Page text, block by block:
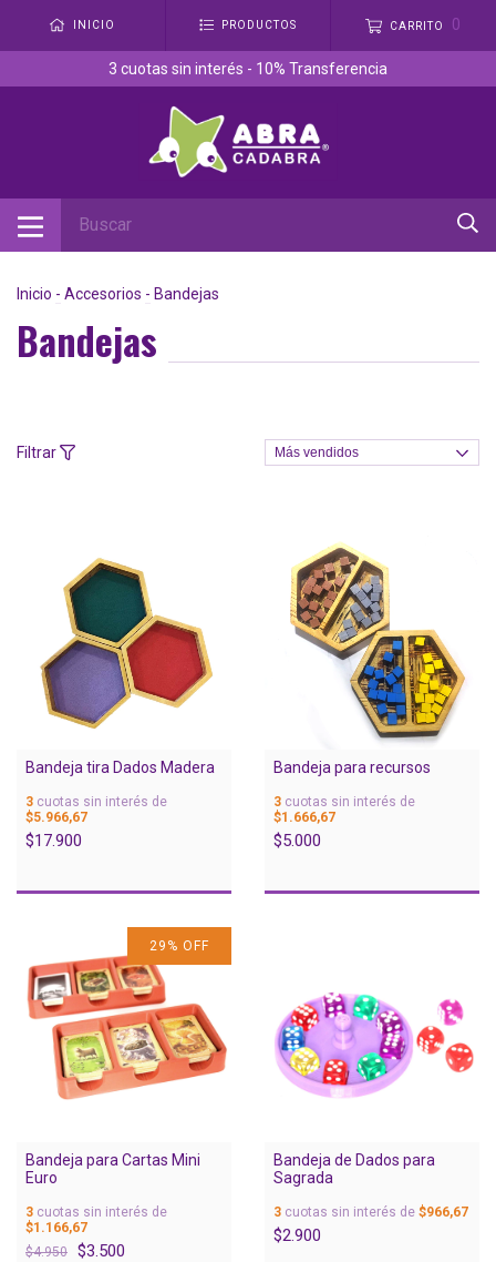
INICIO PRODUCTOS CARRITO 0
3 cuotas sin interés - 10% Transferencia
Inicio - Accesorios - Bandejas
Bandejas
Filtrar
Bandeja tira Dados Madera
3 cuotas sin interés de
$5.966,67
$17.900
Bandeja para recursos
3 cuotas sin interés de
$1.666,67
$5.000
29 % OFF
Bandeja para Cartas Mini
Euro
3 cuotas sin interés de
$1.166,67
$4.950
$3.500
Bandeja de Dados para
Sagrada
3 cuotas sin interés de $966,67
$2.900